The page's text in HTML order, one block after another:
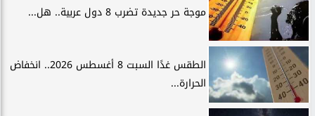
موجة حر جديدة تضرب 8 دول عربية.. هل...
الطقس غدًا السبت 8 أغسطس 2026.. انخفاض
الحرارة...